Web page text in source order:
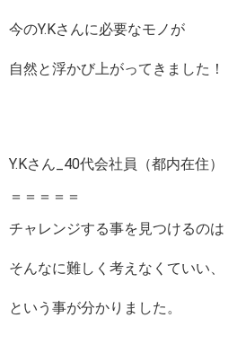
今のY.Kさんに必要なモノが
自然と浮かび上がってきました！
Y.Kさん_40代会社員（都内在住）
＝＝＝＝＝
チャレンジする事を見つけるのは
そんなに難しく考えなくていい、
という事が分かりました。